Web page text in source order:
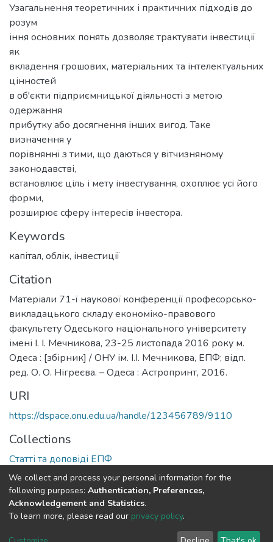
Узагальнення теоретичних і практичних підходів до
розум
іння основних понять дозволяє трактувати інвестиції
як
вкладення грошових, матеріальних та інтелектуальних
цінностей
в об'єкти підприємницької діяльності з метою
одержання
прибутку або досягнення інших вигод. Таке
визначення у
порівнянні з тими, що даються у вітчизняному
законодавстві,
встановлює ціль і мету інвестування, охоплює усі його
форми,
розширює сферу інтересів інвестора.
Keywords
капітал, облік, інвестиції
Citation
Матеріали 71-ї наукової конференції професорсько-
викладацького складу економіко-правового
факультету Одеського національного університету
імені І. І. Мечникова, 23-25 листопада 2016 року м.
Одеса : [збірник] / ОНУ ім. І.І. Мечникова, ЕПФ; відп.
ред. О. О. Нігреєва. – Одеса : Астропринт, 2016.
URI
https://dspace.onu.edu.ua/handle/123456789/9110
Collections
Статті та доповіді ЕПФ
Full item page
DSpace software copyright © 2009-2026
Cookie End User Send
We collect and process your personal information for the
following purposes: Authentication, Preferences,
Acknowledgement and Statistics.
To learn more, please read our privacy policy.